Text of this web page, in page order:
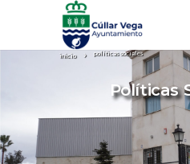
inicio políticas sociales
Políticas